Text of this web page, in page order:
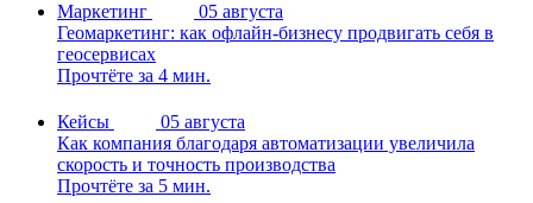
Маркетинг
05 августа
Геомаркетинг: как офлайн-бизнесу продвигать себя в
геосервисах
Прочтёте за 4 мин.
Кейсы
05 августа
Как компания благодаря автоматизации увеличила
скорость и точность производства
Прочтёте за 5 мин.